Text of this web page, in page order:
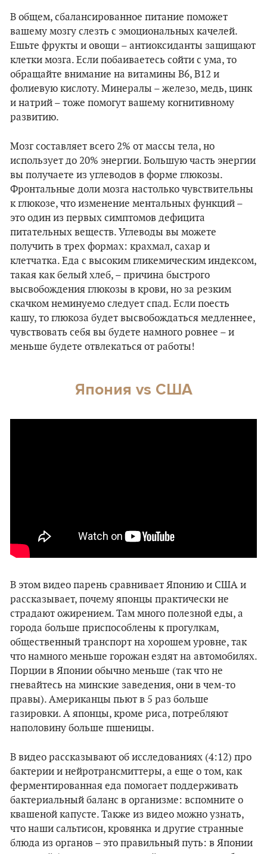
В общем, сбалансированное питание поможет
вашему мозгу слезть с эмоциональных качелей.
Ешьте фрукты и овощи – антиоксиданты защищают
клетки мозга. Если побаиваетесь сойти с ума, то
обращайте внимание на витамины В6, В12 и
фолиевую кислоту. Минералы – железо, медь, цинк
и натрий – тоже помогут вашему когнитивному
развитию.
Мозг составляет всего 2% от массы тела, но
использует до 20% энергии. Большую часть энергии
вы получаете из углеводов в форме глюкозы.
Фронтальные доли мозга настолько чувствительны
к глюкозе, что изменение ментальных функций –
это один из первых симптомов дефицита
питательных веществ. Углеводы вы можете
получить в трех формах: крахмал, сахар и
клетчатка. Еда с высоким гликемическим индексом,
такая как белый хлеб, – причина быстрого
высвобождения глюкозы в крови, но за резким
скачком неминуемо следует спад. Если поесть
кашу, то глюкоза будет высвобождаться медленнее,
чувствовать себя вы будете намного ровнее – и
меньше будете отвлекаться от работы!
Япония vs США
В этом видео парень сравнивает Японию и США и
рассказывает, почему японцы практически не
страдают ожирением. Там много полезной еды, а
города больше приспособлены к прогулкам,
общественный транспорт на хорошем уровне, так
что намного меньше горожан ездят на автомобилях.
Порции в Японии обычно меньше (так что не
гневайтесь на минские заведения, они в чем-то
правы). Американцы пьют в 5 раз больше
газировки. А японцы, кроме риса, потребляют
наполовину больше пшеницы.
В видео рассказывают об исследованиях (4:12) про
бактерии и нейротрансмиттеры, а еще о том, как
ферментированная еда помогает поддерживать
бактериальный баланс в организме: вспомните о
квашеной капусте. Также из видео можно узнать,
что наши сальтисон, кровянка и другие странные
блюда из органов – это правильный путь: в Японии